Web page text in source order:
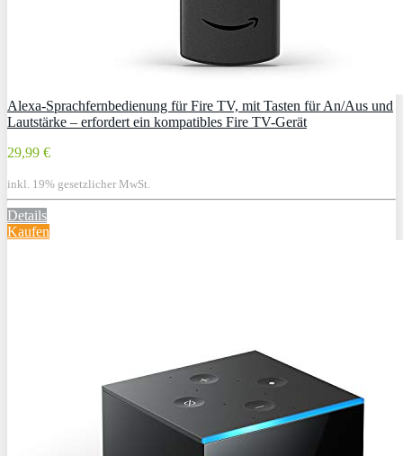
Alexa-Sprachfernbedienung für Fire TV, mit Tasten für An/Aus und
Lautstärke – erfordert ein kompatibles Fire TV-Gerät
29,99 €
inkl. 19% gesetzlicher MwSt.
Details
Kaufen